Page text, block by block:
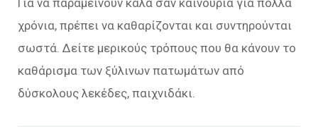
Για να παραμείνουν καλά σαν καινούρια για πολλά
χρόνια, πρέπει να καθαρίζονται και συντηρούνται
σωστά. Δείτε μερικούς τρόπους που θα κάνουν το
καθάρισμα των ξύλινων πατωμάτων από
δύσκολους λεκέδες, παιχνιδάκι.